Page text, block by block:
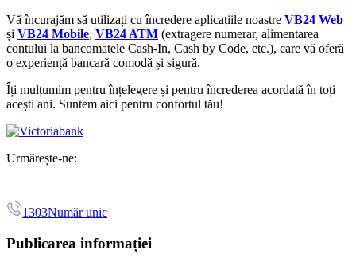
Vă încurajăm să utilizați cu încredere aplicațiile noastre VB24 Web
și VB24 Mobile, VB24 ATM (extragere numerar, alimentarea
contului la bancomatele Cash-In, Cash by Code, etc.), care vă oferă
o experiență bancară comodă și sigură.
Îți mulțumim pentru înțelegere și pentru încrederea acordată în toți
acești ani. Suntem aici pentru confortul tău!
Urmărește-ne:
1303Număr unic
Publicarea informației